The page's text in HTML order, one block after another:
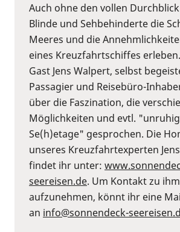
Auch ohne den vollen
Blinde und Sehbehinderte die
Meeres und die
eines Kreuzfahrtschiffes
Gast Jens Walpert, selbst
Passagier und Reisebüro-
über die Faszination, die
Möglichkeiten und evtl.
Se(h)etage" gesprochen. Die
unseres Kreuzfahrtexperten
findet ihr unter:
seereisen.de. Um Kontakt zu ihm
aufzunehmen, könnt ihr eine
an info@sonnendeck-